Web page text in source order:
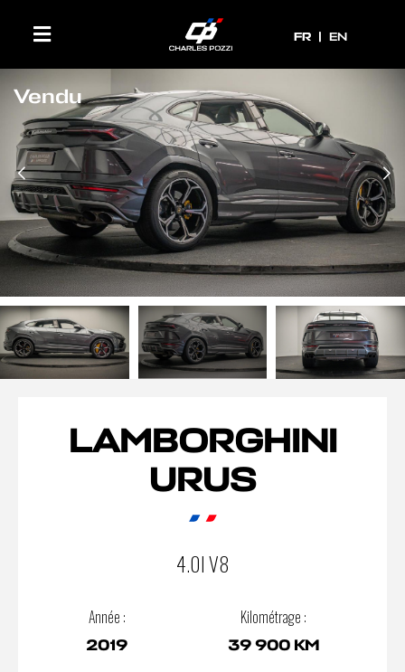
FR
FR EN
Vendu
LAMBORGHINI
URUS
4.0I V8
Année :
2019
Kilométrage :
39 900 KM